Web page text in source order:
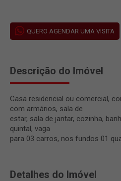
QUERO AGENDAR UMA VISITA
Descrição do Imóvel
Casa residencial ou comercial,
com armários, sala de
estar, sala de jantar, cozinha,
quintal, vaga
para 03 carros, nos fundos 01
Detalhes do Imóvel